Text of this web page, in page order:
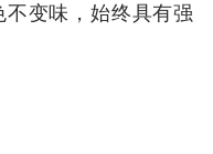
变味，始终具有强